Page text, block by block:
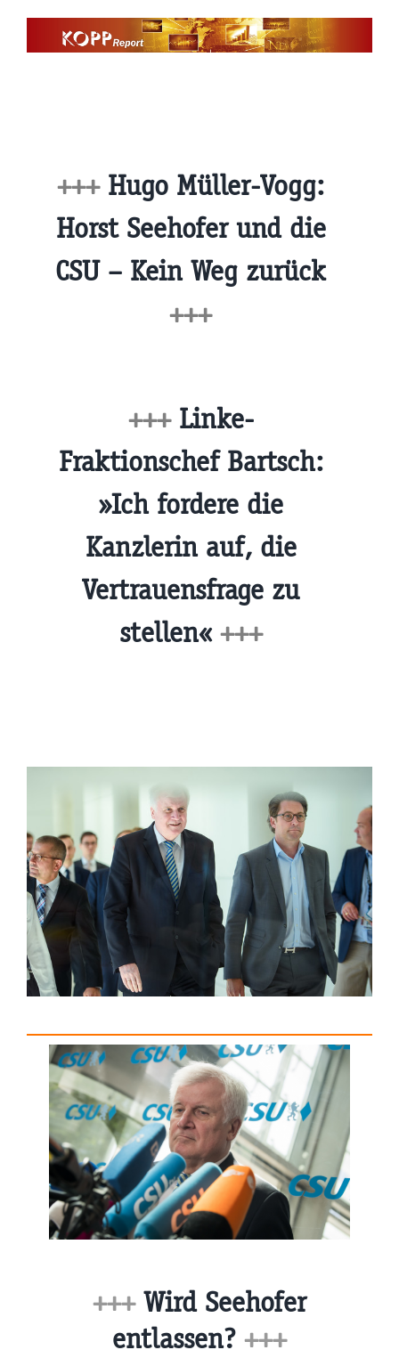
+++ Hugo Müller-Vogg:
Horst Seehofer und die
CSU – Kein Weg zurück
+++
+++ Linke-
Fraktionschef Bartsch:
»Ich fordere die
Kanzlerin auf, die
Vertrauensfrage zu
stellen« +++
+++ Wird Seehofer
entlassen? +++